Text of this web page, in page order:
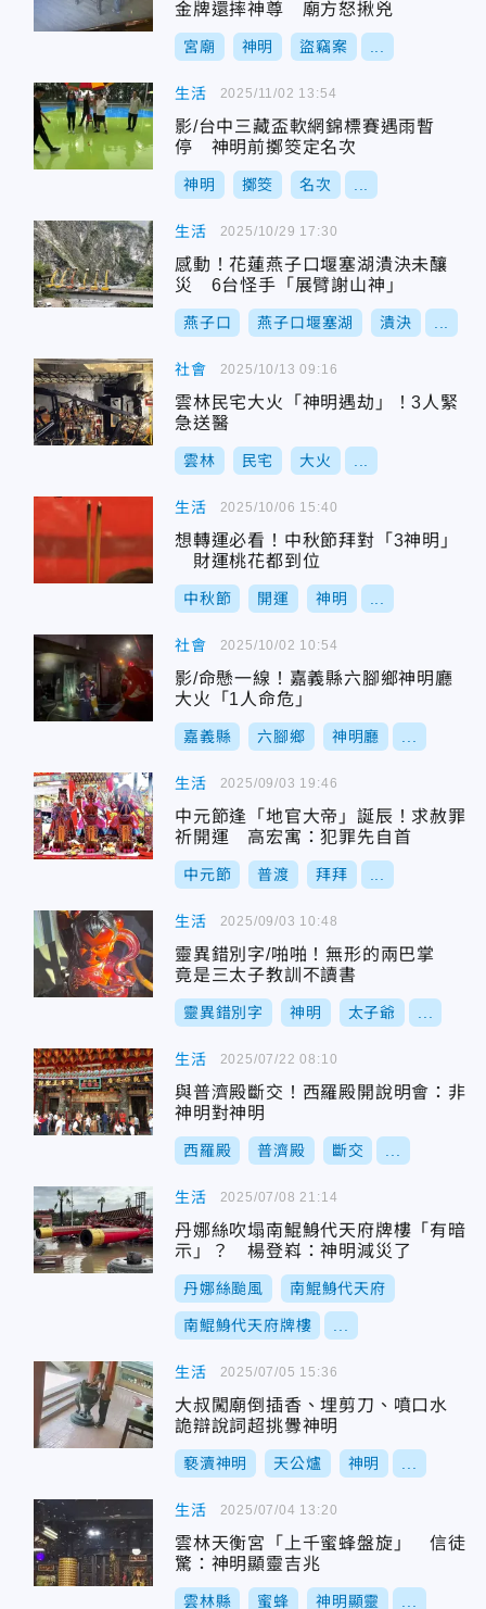
金牌還摔神尊 廟方怒揪兇
宮廟 神明 盜竊案
生活
影/台中三藏盃軟網錦標賽遇雨暫
停 神明前擲筊定名次
神明 擲筊 名次
2025/11/02 13:54
生活
感動！花蓮燕子口堰塞湖潰決未釀
災 6台怪手「展臂謝山神」
燕子口 燕子口堰塞湖 潰決
2025/10/29 17:30
社會
雲林民宅大火「神明遇劫」！3人緊
急送醫
雲林 民宅 大火
2025/10/13 09:16
生活
想轉運必看！中秋節拜對「3神明」
財運桃花都到位
中秋節 開運 神明
2025/10/06 15:40
社會
影/命懸一線！嘉義縣六腳鄉神明廳
大火「1人命危」
嘉義縣 六腳鄉 神明廳
2025/10/02 10:54
生活
中元節逢「地官大帝」誕辰！求赦罪
祈開運 高宏寓：犯罪先自首
中元節 普渡 拜拜
2025/09/03 19:46
生活
靈異錯別字/啪啪！無形的兩巴掌
竟是三太子教訓不讀書
靈異錯別字 神明 太子爺
2025/09/03 10:48
生活
與普濟殿斷交！西羅殿開說明會：非
神明對神明
西羅殿 普濟殿 斷交
2025/07/22 08:10
生活
丹娜絲吹塌南鯤鯓代天府牌樓「有暗
示」？ 楊登嵙：神明減災了
丹娜絲颱風 南鯤鯓代天府
南鯤鯓代天府牌樓
2025/07/08 21:14
生活
大叔闖廟倒插香、埋剪刀、噴口水
詭辯說詞超挑釁神明
褻瀆神明 天公爐 神明
2025/07/05 15:36
生活
雲林天衡宮「上千蜜蜂盤旋」 信徒
驚：神明顯靈吉兆
雲林縣 蜜蜂 神明顯靈
2025/07/04 13:20